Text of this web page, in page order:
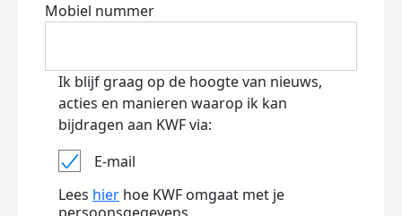
Mobiel nummer
Ik blijf graag op de hoogte van nieuws,
acties en manieren waarop ik kan
bijdragen aan KWF via:
E-mail
Lees hier hoe KWF omgaat met je